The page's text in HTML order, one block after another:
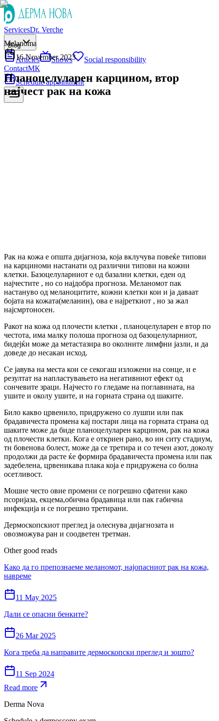
ServicesDr. Verche
Blog
Articles Shows
Social responsibility
ContactМК
Schedule appointment
Melanoma
16 November 2023
Планоцелуларен карцином, втор
најчест рак на кожа
Рак на кожа е општа дијагноза, која вклучува повеќе типови
на карциноми настанати од различни типови на кожни
клетки. Базоцелуларниот е од базални клетки, еден од
најчестите , но со најдобра прогноза. Меланомот пак
настануво од меланоцитите, кожни клетки кои и ја даваат
бојата на кожата(меланин), ова е најреткиот , но за жал
најсмртоносен.
Ракот на кожа од плочести клетки , планоцелуларен е втор по
честота, има малку полоша прогноза од базоцелуларниот,
бидејќи може да метастазира во околните лимфни јазли, и да
доведе до несакан исход.
Се јавува на места кои се секогаш изложени на сонце, и е
резултат на напластувањето на негативниот ефект од
сончевите зраци. Најчесто го гледаме на поглавината, на
ушите и околу ушите, и на горната страна од шаките.
Било какво црвенило, придружено со лушпи или пак
брадавичеста промена кај постари лица на горната страна од
шаките може да биде планоцелуларен карцином, рак на кожа
од плочести клетки. Кога е откриен рано, во ин ситу стадиум,
тн бовенова болест, може да се третира и со течен азот, доколу
продолжи да расте ќе формира брадавичеста промена или пак
задебелена, црвеникава плака која е придружена со болна
осетливост.
Мошне често овие промени се погрешно сфатени како
псоријаза, екцема,обична брадавица или пак габична
инфекција и се погрешно третирани.
Дермоскопскиот преглед ја олеснува дијагнозата и
овозможува ран и соодветен третман.
Other good reads
Како да го препознаеме меланомот, најопасниот рак на кожа,
навреме
11 May 2025
Дали се опасни бенките?
26 Mar 2025
Кога треба да направите дермоскопски преглед и зошто?
11 Sep 2024
Read more
Derma Nova